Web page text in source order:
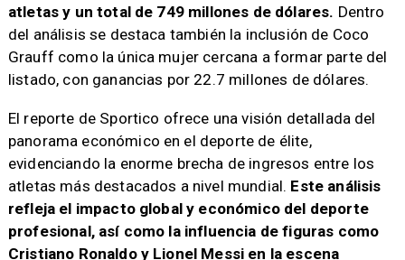
atletas y un total de 749 millones de dólares. Dentro
del análisis se destaca también la inclusión de Coco
Grauff como la única mujer cercana a formar parte del
listado, con ganancias por 22.7 millones de dólares.
El reporte de Sportico ofrece una visión detallada del
panorama económico en el deporte de élite,
evidenciando la enorme brecha de ingresos entre los
atletas más destacados a nivel mundial. Este análisis
refleja el impacto global y económico del deporte
profesional, así como la influencia de figuras como
Cristiano Ronaldo y Lionel Messi en la escena